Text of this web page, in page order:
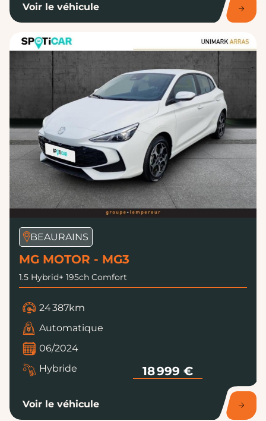
Voir le véhicule
BEAURAINS
MG MOTOR - MG3
1.5 Hybrid+ 195ch Comfort
24 387km
Automatique
06/2024
Hybride
18 999 €
Voir le véhicule